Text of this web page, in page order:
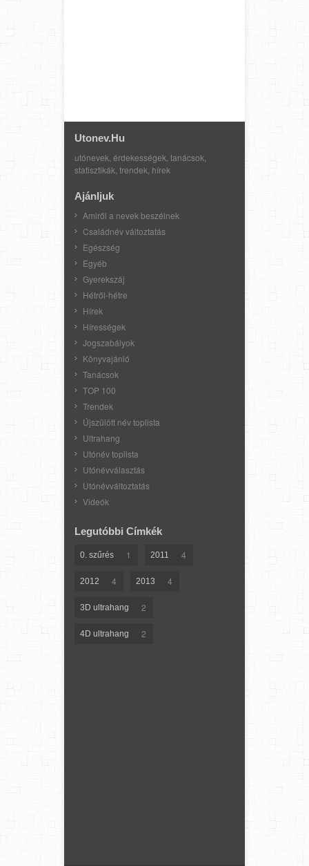
Utonev.hu
utónevek, érdekességek, tanácsok,
statisztikák, trendek, hírek
Ajánljuk
Amiről a nevek beszélnek
Családnév változtatás
Egészség
Egyéb
Gyerekszáj
Hétről-hétre
Hírek
Hírességek
Jogszabályok
Könyvajánló
Tanácsok
TOP 100
Trendek
Újszülött név toplista
Ultrahang
Utónév toplista
Utónévválasztás
Utónévváltoztatás
Videók
Legutóbbi Címkék
0. szűrés 1 2011 4
2012 4 2013 4
3D ultrahang 2
4D ultrahang 2